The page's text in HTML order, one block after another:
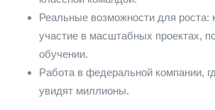
Реальные возможности для роста:
участие в масштабных проектах,
обучении.
Работа в федеральной компании,
увидят миллионы.